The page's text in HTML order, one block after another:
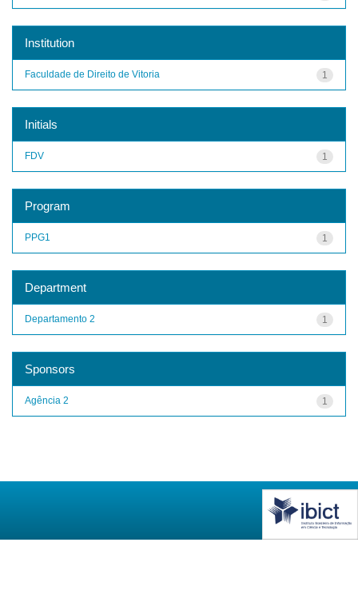
Institution
1
Faculdade de Direito de Vitoria
Initials
1
FDV
Program
1
PPG1
Department
1
Departamento 2
Sponsors
1
Agência 2